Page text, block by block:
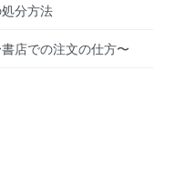
分方法
店での注文の仕方〜